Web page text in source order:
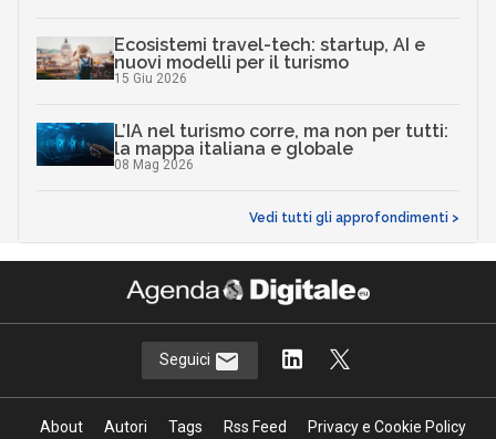
Ecosistemi travel-tech: startup, AI e
nuovi modelli per il turismo
15 Giu 2026
L’IA nel turismo corre, ma non per tutti:
la mappa italiana e globale
08 Mag 2026
Vedi tutti gli approfondimenti >
Seguici
About Autori Tags Rss Feed
Privacy e Cookie Policy